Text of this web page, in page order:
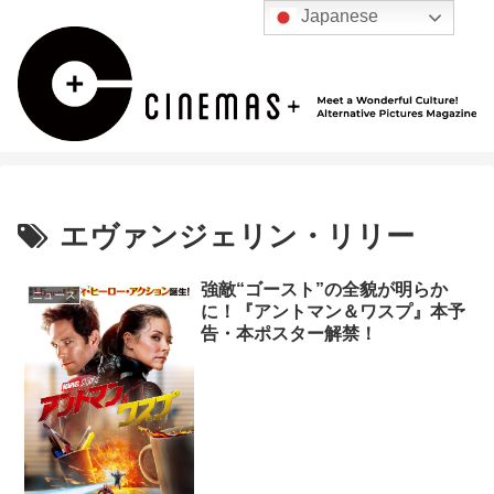
エヴァンジェリン・リリー
ニュース
強敵“ゴースト”の全貌が明らか
に！『アントマン＆ワスプ』本予
告・本ポスター解禁！
Japanese